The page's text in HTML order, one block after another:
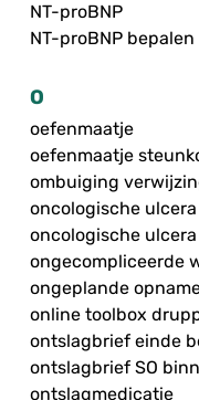
NT-proBNP
NT-proBNP bepalen
O
oefenmaatje
oefenmaatje
ombuiging
oncologische ulcera
oncologische
ongecompliceerde
ongeplande
online toolbox
ontslagbrief einde
ontslagbrief SO
ontslagmedicatie